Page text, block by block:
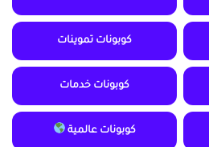
كوبونات تموينات
كوبونات خدمات
كوبونات عالمية